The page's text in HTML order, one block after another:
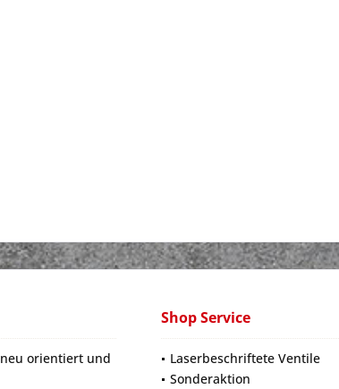
orientiert und
Shop Service
Laserbeschriftete Ventile
Sonderaktion